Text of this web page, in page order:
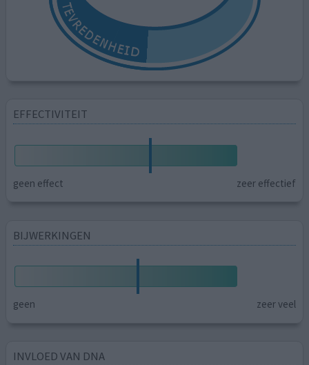
EFFECTIVITEIT
geen effect zeer effectief
BIJWERKINGEN
geen zeer veel
INVLOED VAN DNA